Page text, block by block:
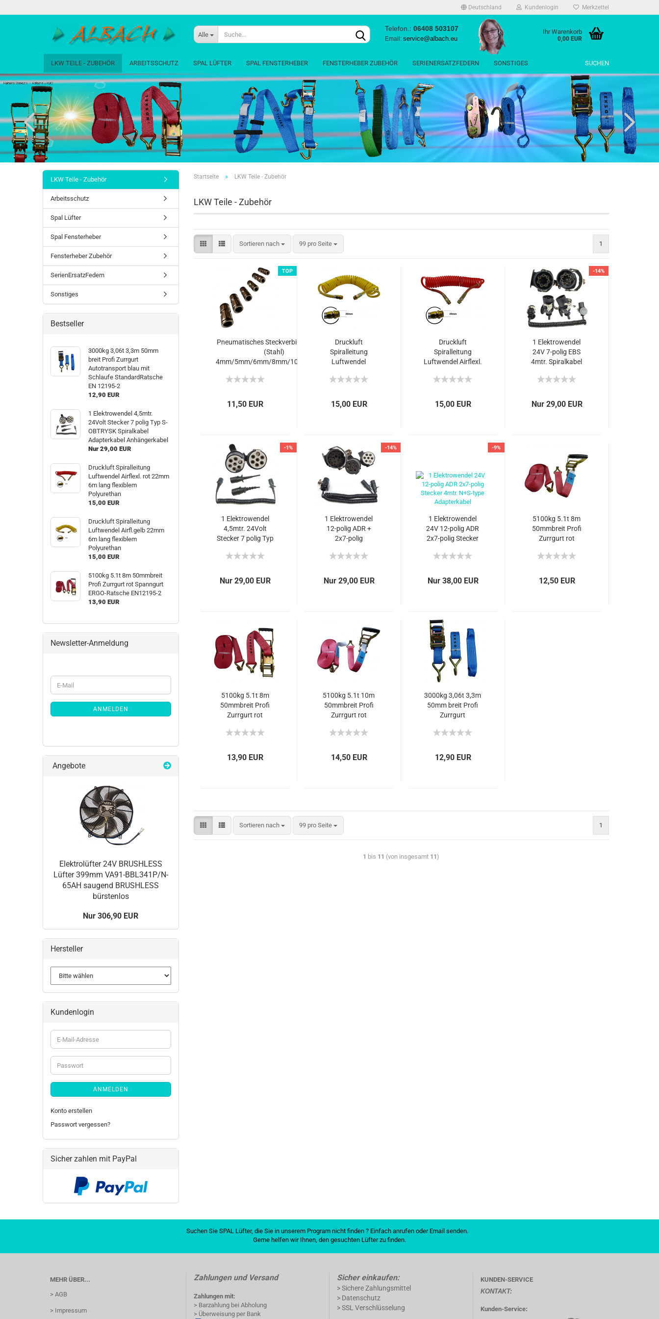
Deutschland
Lieferland
Kundenlogin
Konto erstellen
Passwort vergessen?
Merkzettel
Alle
Telefon.: 06408 503107
Email: service@albach.eu
Ihr Warenkorb
0,00 EUR
LKW TEILE - ZUBEHÖR ARBEITSSCHUTZ SPAL LÜFTER SPAL FENSTERHEBER FENSTERHEBER ZUBEHÖR SERIENERSATZFEDERN SONSTIGES SUCHEN
Startseite » LKW Teile - Zubehör
LKW Teile - Zubehör
Sortieren nach 99 pro Seite 1
TOP
Pneumatisches Steckverbindungs-Set
(Stahl)
4mm/5mm/6mm/8mm/10mm/12mm
11,50 EUR
Druckluft
Spiralleitung
Luftwendel
6m lang flexiblem
15,00 EUR
Druckluft
Spiralleitung
Luftwendel Airflexl.
flexiblem
15,00 EUR
-14%
1 Elektrowendel
24V 7-polig EBS
4mtr. Spiralkabel
Anhängerkabel
Nur 29,00 EUR
-1%
1 Elektrowendel
4,5mtr. 24Volt
Stecker 7 polig Typ
Spiralkabel
Anhängerkabel
Nur 29,00 EUR
-14%
1 Elektrowendel
12-polig ADR +
2x7-polig
4mtr. N+S-type
Nur 29,00 EUR
-9%
1 Elektrowendel
24V 12-polig ADR
2x7-polig Stecker
Adapterkabel
Nur 38,00 EUR
5100kg 5.1t 8m
50mmbreit Profi
Zurrgurt rot
StandardRatsche
12,50 EUR
5100kg 5.1t 8m
50mmbreit Profi
Zurrgurt rot
Ratsche EN12195-
13,90 EUR
5100kg 5.1t 10m
50mmbreit Profi
Zurrgurt rot
StandardRatsche
14,50 EUR
3000kg 3,06t 3,3m
50mm breit Profi
Zurrgurt
mit Schlaufe
EN 12195-2
12,90 EUR
Sortieren nach 99 pro Seite 1
1 bis 11 (von insgesamt 11)
LKW Teile - Zubehör
Arbeitsschutz
Spal Lüfter
Spal Fensterheber
Fensterheber Zubehör
SerienErsatzFedern
Sonstiges
Bestseller
3000kg 3,06t 3,3m 50mm
breit Profi Zurrgurt
Autotransport blau mit
Schlaufe StandardRatsche
EN 12195-2
12,90 EUR
1 Elektrowendel 4,5mtr.
24Volt Stecker 7 polig Typ S-
OBTRYSK Spiralkabel
Adapterkabel Anhängerkabel
Nur 29,00 EUR
Druckluft Spiralleitung
Luftwendel Airflexl. rot 22mm
6m lang flexiblem
Polyurethan
15,00 EUR
Druckluft Spiralleitung
Luftwendel Airfl.gelb 22mm
6m lang flexiblem
Polyurethan
15,00 EUR
5100kg 5.1t 8m 50mmbreit
Profi Zurrgurt rot Spanngurt
ERGO-Ratsche EN12195-2
13,90 EUR
Newsletter-Anmeldung
ANMELDEN
Angebote
Elektrolüfter 24V BRUSHLESS
Lüfter 399mm VA91-BBL341P/N-
65AH saugend BRUSHLESS
bürstenlos
Nur 306,90 EUR
Hersteller
Kundenlogin
ANMELDEN
Konto erstellen
Passwort vergessen?
Sicher zahlen mit PayPal
Suchen Sie SPAL Lüfter, die Sie in unserem Program nicht finden ? Einfach anrufen oder Email senden.
Gerne helfen wir Ihnen, den gesuchten Lüfter zu finden.
MEHR ÜBER...
> AGB
> Impressum
Zahlungen und Versand
Zahlungen mit:
> Barzahlung bei Abholung
> Überweisung per Bank
Sicher einkaufen:
> Sichere Zahlungsmittel
> Datenschutz
> SSL Verschlüsselung
KUNDEN-SERVICE
KONTAKT:
Kunden-Service: